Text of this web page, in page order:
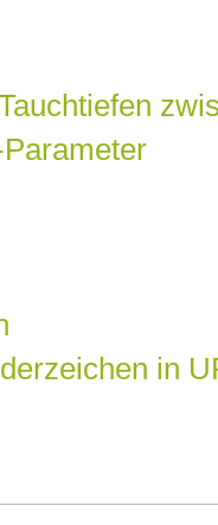
in